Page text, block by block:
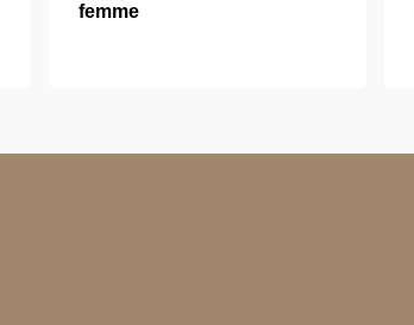
femme